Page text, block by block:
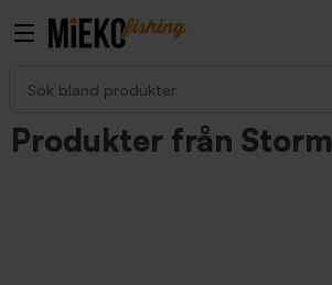
Produkter från Storm